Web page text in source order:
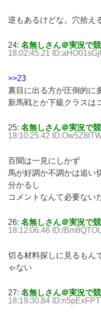
逆もあるけどな。穴拾え
24: 名無しさん＠実況で
18:02:45.21
>>23
裏目に出る方が圧倒的に
新馬戦とか下級クラスは
25: 名無しさん＠実況で
18:10:25.42
百聞は一見にしかず
馬が好調か不調かは追い
分かるし
コメントなんて必要ない
26: 名無しさん＠実況で
18:12:06.46 ID:/
切る材料探しに見るもん
ゃない
27: 名無しさん＠実況で
18:19:30.84